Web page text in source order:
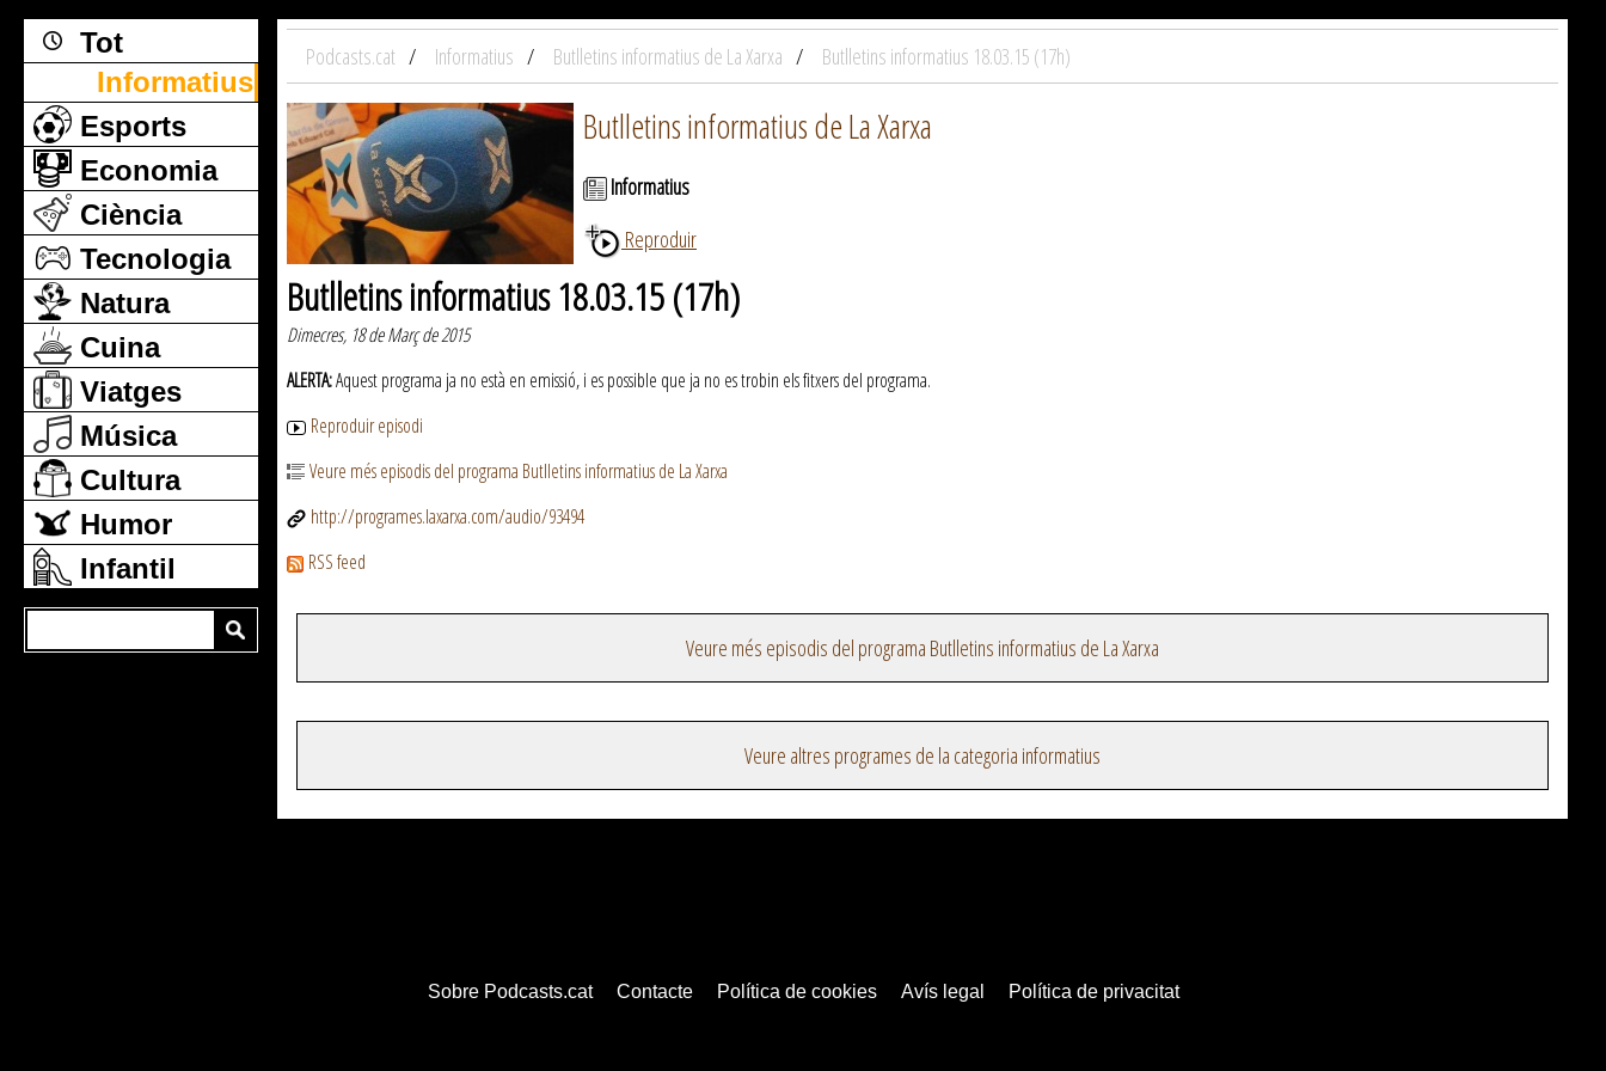
Tot
Informatius
Esports
Economia
Ciència
Tecnologia
Natura
Cuina
Viatges
Música
Cultura
Humor
Infantil
Podcasts.cat Informatius Butlletins informatius de La Xarxa Butlletins informatius 18.03.15 (17h)
Butlletins informatius de La Xarxa
Informatius
Reproduir
Butlletins informatius 18.03.15 (17h)
Dimecres, 18 de Març de 2015
ALERTA:Aquest programa ja no està en emissió, i es possible que ja no es trobin els fitxers del programa.
Reproduir episodi
Veure més episodis del programa Butlletins informatius de La Xarxa
http://programes.laxarxa.com/audio/93494
RSS feed
Veure més episodis del programa Butlletins informatius de La Xarxa
Veure altres programes de la categoria informatius
Sobre Podcasts.cat Contacte Política de cookies Avís legal Política de privacitat